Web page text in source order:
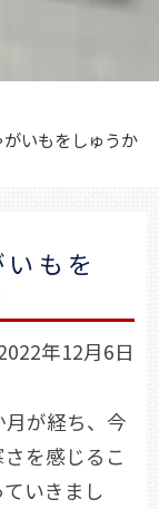
いもをしゅうか
もを
年12月6日
が経ち、今
を感じるこ
いきまし